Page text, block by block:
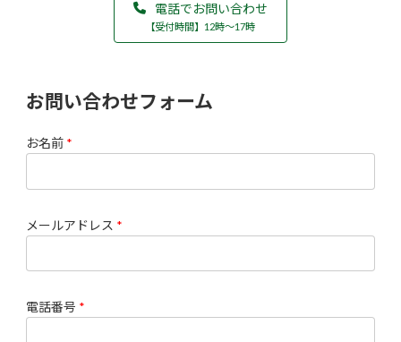
電話でお問い合わせ
【受付時間】12時​〜17時
お問い合わせフォーム
お名前 *
メールアドレス *
電話番号 *